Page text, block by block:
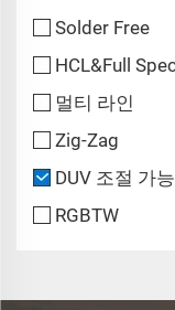
Solder Free
HCL&Full
멀티 라인
Zig-Zag
DUV 조절 가능
RGBTW